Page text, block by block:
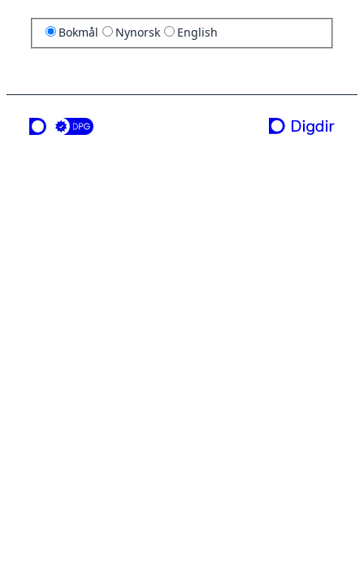
Bokmål Nynorsk English